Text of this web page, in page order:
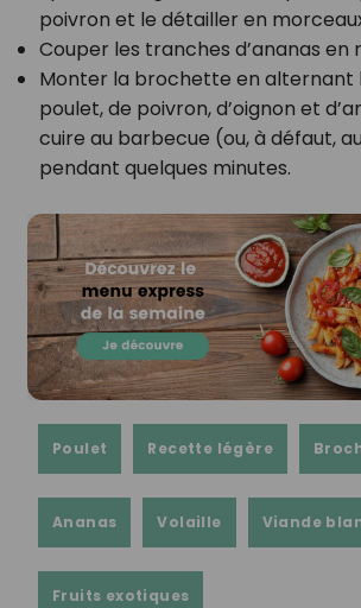
poivron et le détailler en
Couper les tranches d’ananas en
Monter la brochette en alternant
poulet, de poivron, d’oignon et
cuire au barbecue (ou, à défaut,
pendant quelques minutes.
Poulet Recette légère
Ananas Volaille Viande
Fruits exotiques